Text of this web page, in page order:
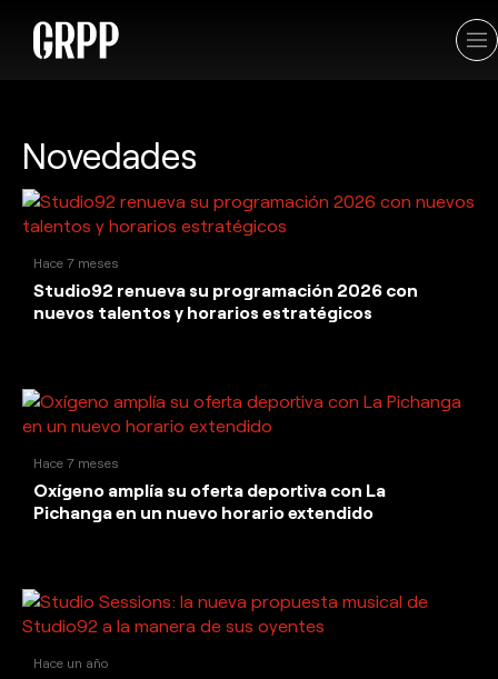
Novedades
Hace 7 meses
Studio92 renueva su programación 2026 con
nuevos talentos y horarios estratégicos
Hace 7 meses
Oxígeno amplía su oferta deportiva con La
Pichanga en un nuevo horario extendido
Hace un año